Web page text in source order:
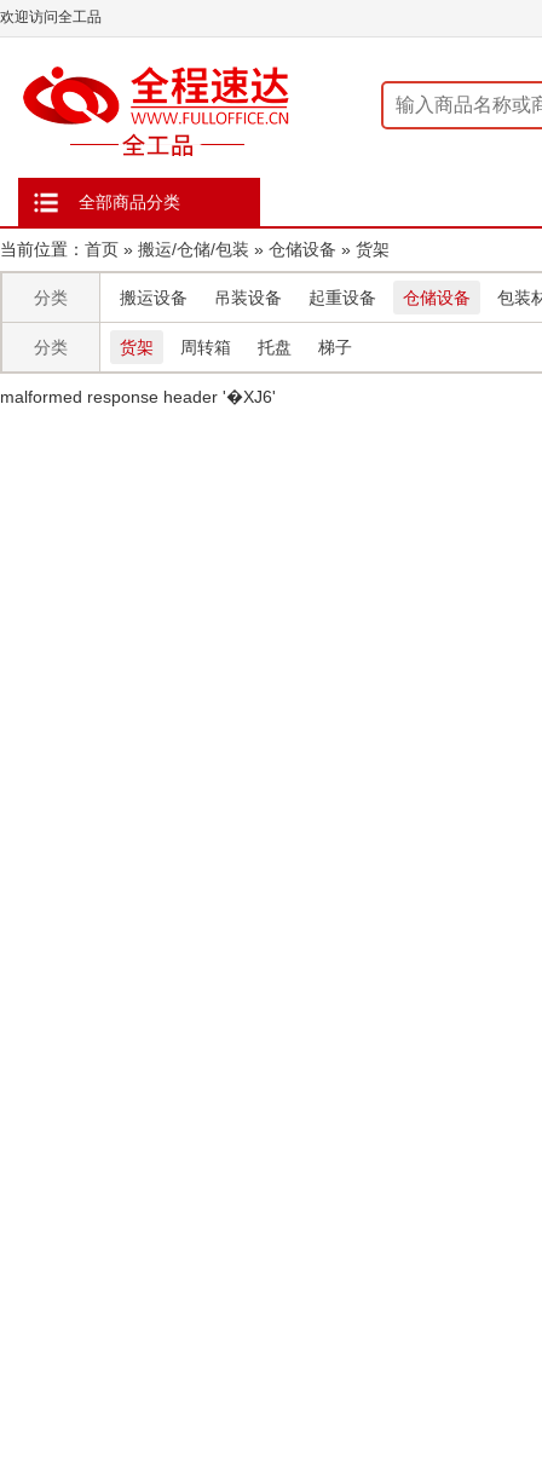
欢迎访问全工品
全部商品分类
当前位置： 首页 » 搬运/仓储/包装 » 仓储设备 » 货架
分类 搬运设备 吊装设备 起重设备 仓储设备 包装
分类 货架 周转箱 托盘 梯子
malformed response header ' �XJ6'